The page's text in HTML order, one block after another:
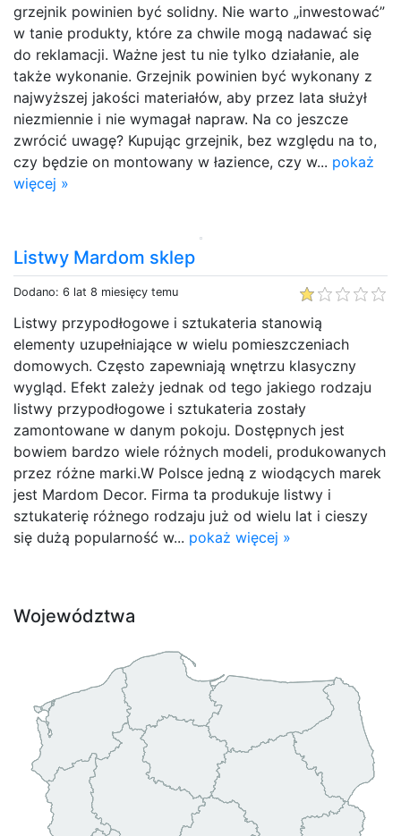
grzejnik powinien być solidny. Nie warto „inwestować”
w tanie produkty, które za chwile mogą nadawać się
do reklamacji. Ważne jest tu nie tylko działanie, ale
także wykonanie. Grzejnik powinien być wykonany z
najwyższej jakości materiałów, aby przez lata służył
niezmiennie i nie wymagał napraw. Na co jeszcze
zwrócić uwagę? Kupując grzejnik, bez względu na to,
czy będzie on montowany w łazience, czy w... pokaż
więcej »
Listwy Mardom sklep
Dodano: 6 lat 8 miesięcy temu
Listwy przypodłogowe i sztukateria stanowią
elementy uzupełniające w wielu pomieszczeniach
domowych. Często zapewniają wnętrzu klasyczny
wygląd. Efekt zależy jednak od tego jakiego rodzaju
listwy przypodłogowe i sztukateria zostały
zamontowane w danym pokoju. Dostępnych jest
bowiem bardzo wiele różnych modeli, produkowanych
przez różne marki.W Polsce jedną z wiodących marek
jest Mardom Decor. Firma ta produkuje listwy i
sztukaterię różnego rodzaju już od wielu lat i cieszy
się dużą popularność w... pokaż więcej »
Województwa